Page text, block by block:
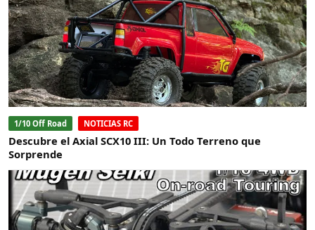
1/10 Off Road NOTICIAS RC
Descubre el Axial SCX10 III: Un Todo Terreno que
Sorprende